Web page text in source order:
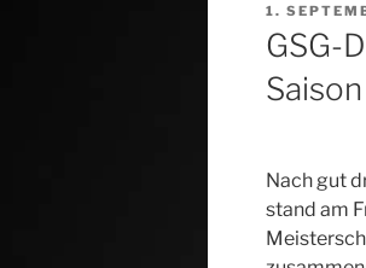
AM
1.
GSG-
Nach gut
stand am